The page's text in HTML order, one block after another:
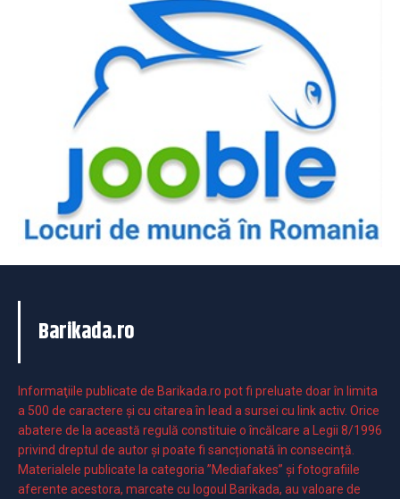
Barikada.ro
Informaţiile publicate de Barikada.ro pot fi preluate doar în limita
a 500 de caractere şi cu citarea în lead a sursei cu link activ. Orice
abatere de la această regulă constituie o încălcare a Legii 8/1996
privind dreptul de autor și poate fi sancționată în consecință.
Materialele publicate la categoria ”Mediafakes” și fotografiile
aferente acestora, marcate cu logoul Barikada, au valoare de